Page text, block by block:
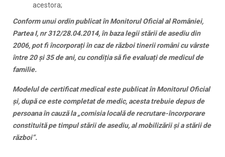
acestora;
Conform unui ordin publicat în Monitorul Oficial al României,
Partea I, nr 312/28.04.2014, în baza legii stării de asediu din
2006, pot fi încorporați în caz de război tinerii români cu vârste
între 20 și 35 de ani, cu condiția să fie evaluați de medicul de
familie.
Modelul de certificat medical este publicat în Monitorul Oficial
și, după ce este completat de medic, acesta trebuie depus de
persoana în cauză la „comisia locală de recrutare-încorporare
constituită pe timpul stării de asediu, al mobilizării și a stării de
război”.